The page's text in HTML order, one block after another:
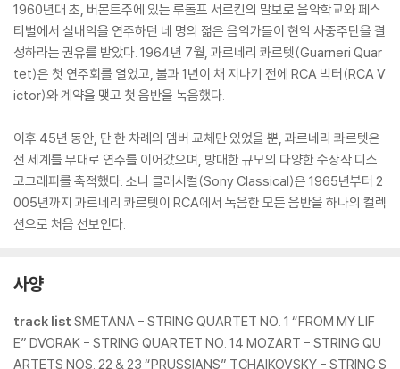
1960년대 초, 버몬트주에 있는 루돌프 서르킨의 말보로 음악학교와 페스
티벌에서 실내악을 연주하던 네 명의 젊은 음악가들이 현악 사중주단을 결
성하라는 권유를 받았다. 1964년 7월, 과르네리 콰르텟(Guarneri Quar
tet)은 첫 연주회를 열었고, 불과 1년이 채 지나기 전에 RCA 빅터(RCA V
ictor)와 계약을 맺고 첫 음반을 녹음했다.
이후 45년 동안, 단 한 차례의 멤버 교체만 있었을 뿐, 과르네리 콰르텟은
전 세계를 무대로 연주를 이어갔으며, 방대한 규모의 다양한 수상작 디스
코그래피를 축적했다. 소니 클래시컬(Sony Classical)은 1965년부터 2
005년까지 과르네리 콰르텟이 RCA에서 녹음한 모든 음반을 하나의 컬렉
션으로 처음 선보인다.
사양
track list SMETANA - STRING QUARTET NO. 1 “FROM MY LIF
E” DVORAK - STRING QUARTET NO. 14 MOZART - STRING QU
ARTETS NOS. 22 & 23 “PRUSSIANS” TCHAIKOVSKY - STRING S